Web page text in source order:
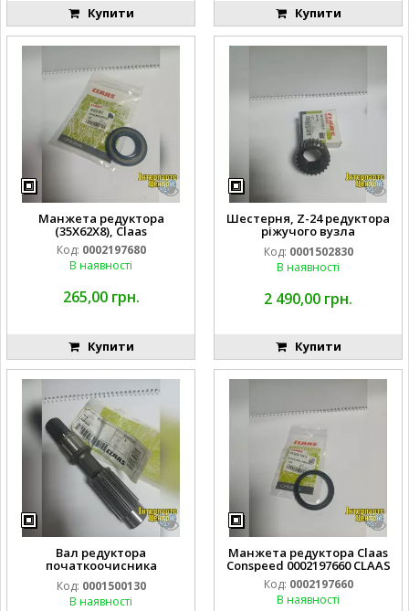
Купити Купити
Манжета редуктора
(35X62X8), Claas
Код: 0002197680
В наявності
265,00 грн.
Купити
Шестерня, Z-24 редуктора
ріжучого вузла
кукурудзяної жатки Claas
Conspeed
Код: 0001502830
В наявності
2 490,00 грн.
Купити
Вал редуктора
початкоочисника
кукурудзяної жатки Claas
Код: 0001500130
В наявності
Манжета редуктора Claas
Conspeed 0002197660 CLAAS
Код: 0002197660
В наявності